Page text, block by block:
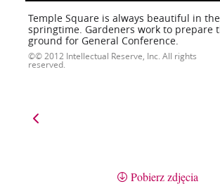
Temple Square is always beautiful in the
springtime. Gardeners work to prepare
ground for General Conference.
© 2012 Intellectual Reserve, Inc. All rights
reserved.
Pobierz zdjęcia